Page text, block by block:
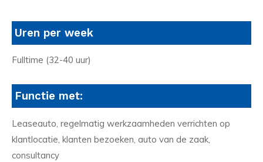
Uren per week
Fulltime (32-40 uur)
Functie met:
Leaseauto, regelmatig werkzaamheden verrichten op
klantlocatie, klanten bezoeken, auto van de zaak,
consultancy